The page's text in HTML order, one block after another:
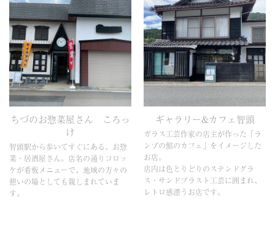
ちづのお惣菜屋さん ころっ
け
智頭駅から歩いてすぐにある、お惣
菜・居酒屋さん。店名の通りコロッ
ケが看板メニューで、地域の方々の
憩いの場としても親しまれていま
す。
ギャラリー&カフェ智頭
ガラス工芸作家の店主が作った「ラ
ンプの館のカフェ」をイメージした
お店。
店内は色とりどりのステンドグラ
ス・サンドブラスト工芸に囲まれ、
レトロ感漂うお店です。